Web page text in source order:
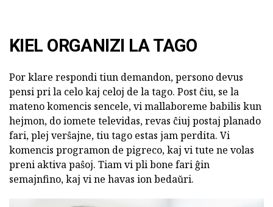
KIEL ORGANIZI LA TAGO
Por klare respondi tiun demandon, persono devus
pensi pri la celo kaj celoj de la tago. Post ĉiu, se la
mateno komencis sencele, vi mallaboreme babilis kun
hejmon, do iomete televidas, revas ĉiuj postaj planado
fari, plej verŝajne, tiu tago estas jam perdita. Vi
komencis programon de pigreco, kaj vi tute ne volas
preni aktiva paŝoj. Tiam vi pli bone fari ĝin
semajnfino, kaj vi ne havas ion bedaŭri.